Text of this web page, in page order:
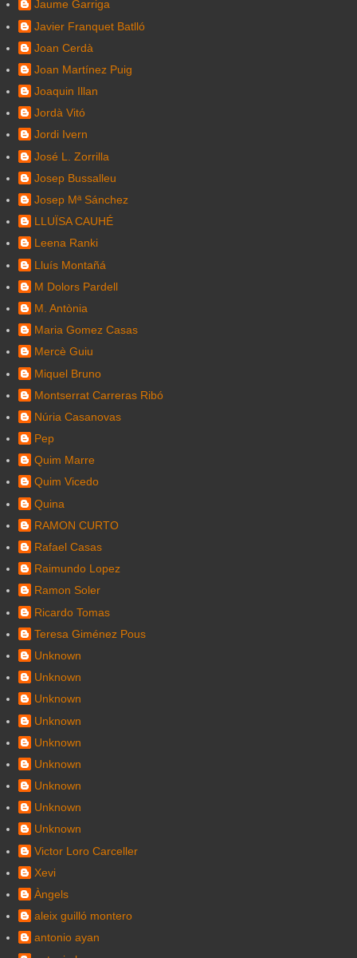
Jaume Garriga
Javier Franquet Batlló
Joan Cerdà
Joan Martínez Puig
Joaquin Illan
Jordà Vitó
Jordi Ivern
José L. Zorrilla
Josep Bussalleu
Josep Mª Sánchez
LLUÏSA CAUHÉ
Leena Ranki
Lluís Montañá
M Dolors Pardell
M. Antònia
Maria Gomez Casas
Mercè Guiu
Miquel Bruno
Montserrat Carreras Ribó
Núria Casanovas
Pep
Quim Marre
Quim Vicedo
Quina
RAMON CURTO
Rafael Casas
Raimundo Lopez
Ramon Soler
Ricardo Tomas
Teresa Giménez Pous
Unknown
Unknown
Unknown
Unknown
Unknown
Unknown
Unknown
Unknown
Unknown
Victor Loro Carceller
Xevi
Àngels
aleix guilló montero
antonio ayan